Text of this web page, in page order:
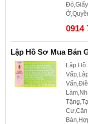
0914
Lập Hồ Sơ Mua Bán
Lập Hồ